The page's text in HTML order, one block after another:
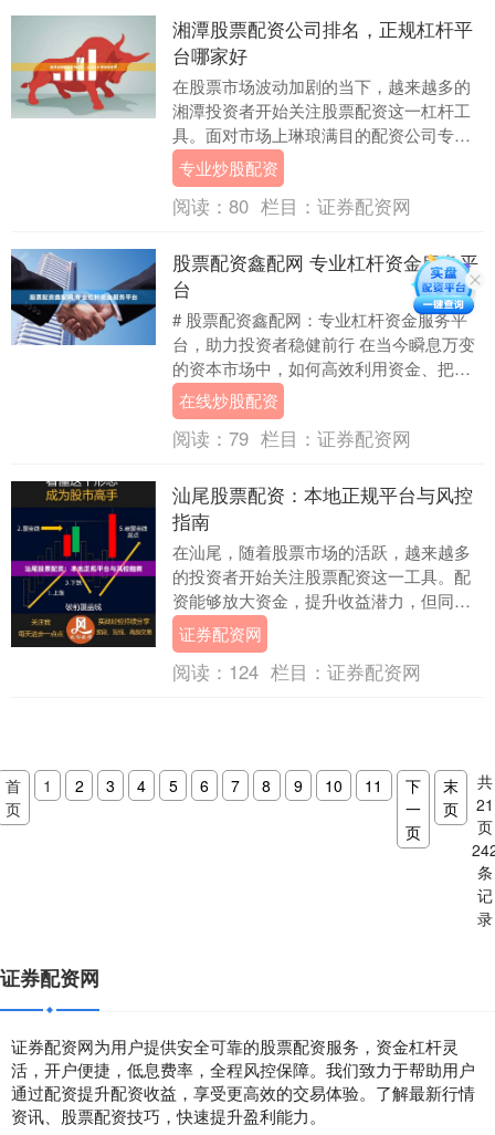
湘潭股票配资公司排名，正规杠杆平
台哪家好
在股票市场波动加剧的当下，越来越多的
湘潭投资者开始关注股票配资这一杠杆工
具。面对市场上琳琅满目的配资公司专业
炒股配资，投资者最关心的问题莫过于：**
湘潭股票配资....
专业炒股配资
阅读： 80 栏目： 证券配资网
股票配资鑫配网 专业杠杆资金服务平
台
# 股票配资鑫配网：专业杠杆资金服务平
台，助力投资者稳健前行 在当今瞬息万变
的资本市场中，如何高效利用资金、把握
投资机会，成为众多股民关注的焦点。**股
票配资鑫....
在线炒股配资
阅读： 79 栏目： 证券配资网
汕尾股票配资：本地正规平台与风控
指南
在汕尾，随着股票市场的活跃，越来越多
的投资者开始关注股票配资这一工具。配
资能够放大资金，提升收益潜力，但同时
也伴随着更高的风险。本文将帮助汕尾投
资者了解本地正规....
证券配资网
阅读： 124 栏目： 证券配资网
首
页
1 2 3 4 5 6 7 8 9 10 11
下
一
页
末
页
共
21
页
条
记
录
证券配资网
证券配资网为用户提供安全可靠的股票配资服务，资金杠杆灵
活，开户便捷，低息费率，全程风控保障。我们致力于帮助用户
通过配资提升配资收益，享受更高效的交易体验。了解最新行情
资讯、股票配资技巧，快速提升盈利能力。